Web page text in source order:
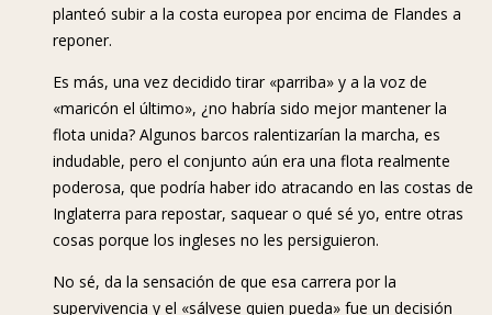
planteó subir a la costa europea por encima de Flandes a
reponer.
Es más, una vez decidido tirar «parriba» y a la voz de
«maricón el último», ¿no habría sido mejor mantener la
flota unida? Algunos barcos ralentizarían la marcha, es
indudable, pero el conjunto aún era una flota realmente
poderosa, que podría haber ido atracando en las costas de
Inglaterra para repostar, saquear o qué sé yo, entre otras
cosas porque los ingleses no les persiguieron.
No sé, da la sensación de que esa carrera por la
supervivencia y el «sálvese quien pueda» fue un decisión